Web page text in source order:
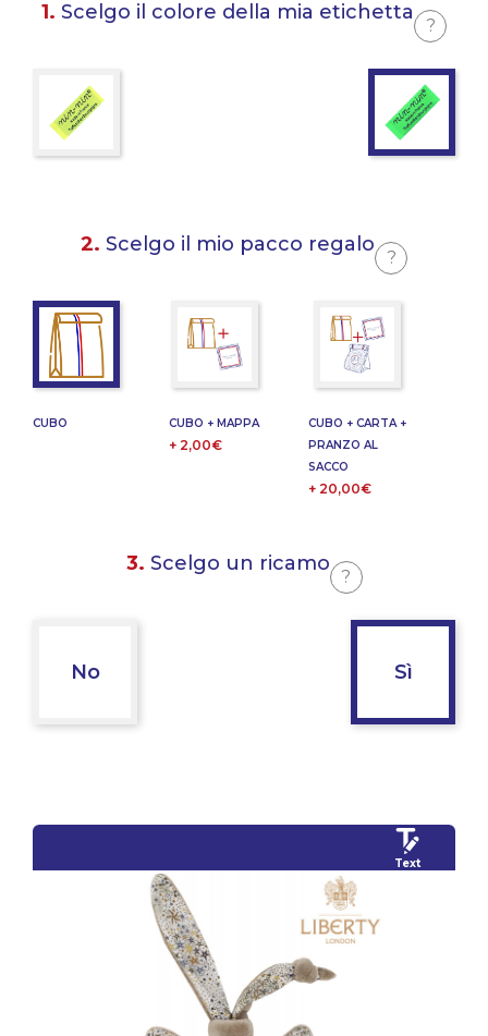
1. Scelgo il colore della mia etichetta
?
2. Scelgo il mio pacco regalo
?
CUBO CUBO + MAPPA
+ 2,00€
CUBO + CARTA +
PRANZO AL
SACCO
+ 20,00€
3. Scelgo un ricamo
?
No Sì
Text